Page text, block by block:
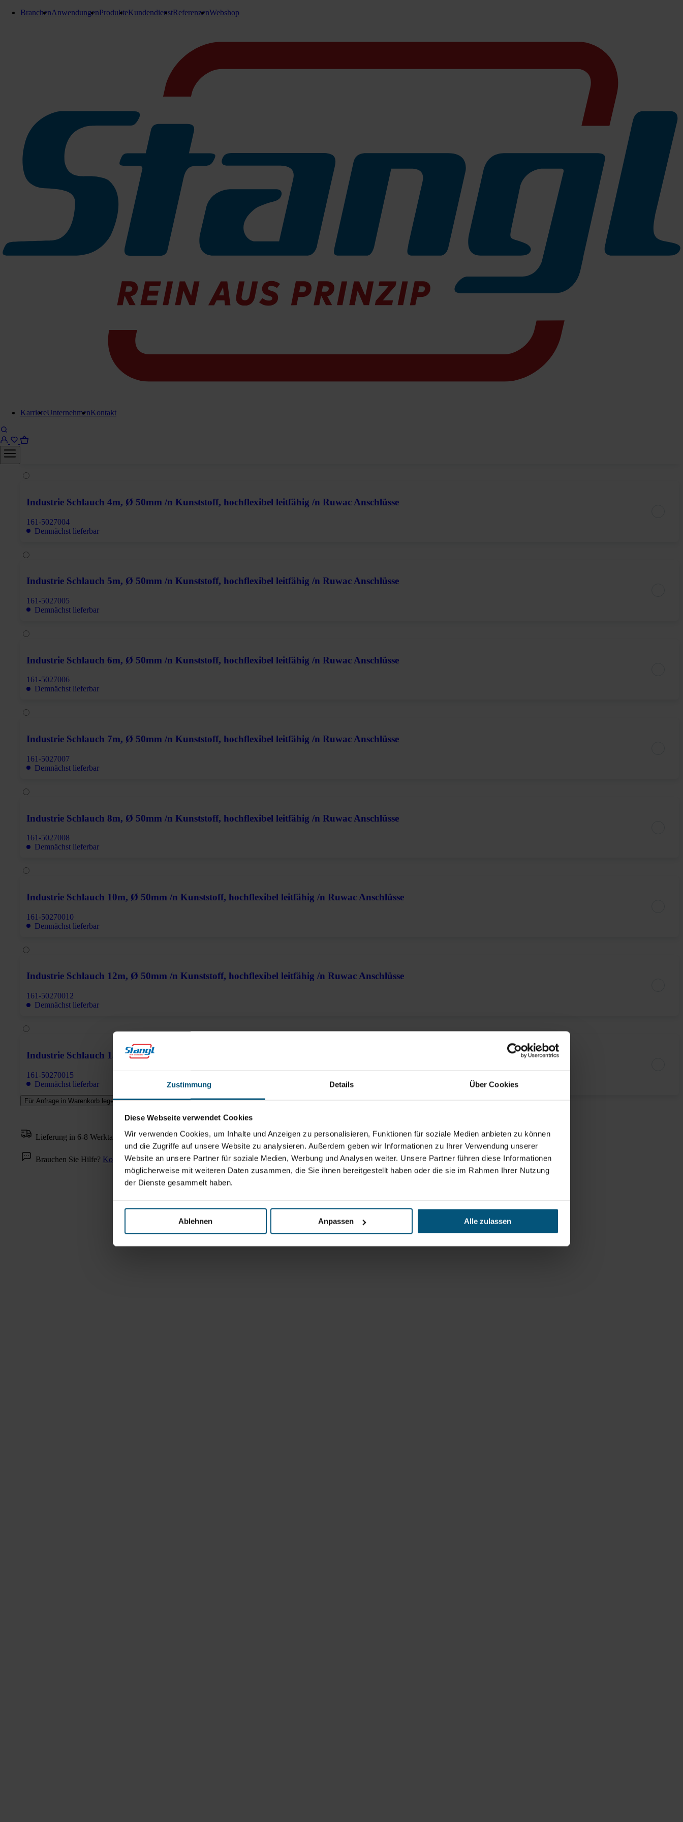
Zustimmung Details Über Cookies
Diese Webseite verwendet Cookies
Wir verwenden Cookies, um Inhalte und Anzeigen zu personalisieren, Funktionen für soziale Medien anbieten zu können
und die Zugriffe auf unsere Website zu analysieren. Außerdem geben wir Informationen zu Ihrer Verwendung unserer
Website an unsere Partner für soziale Medien, Werbung und Analysen weiter. Unsere Partner führen diese Informationen
möglicherweise mit weiteren Daten zusammen, die Sie ihnen bereitgestellt haben oder die sie im Rahmen Ihrer Nutzung
der Dienste gesammelt haben.
Ablehnen Anpassen Alle zulassen
BranchenAnwendungenProdukteKundendienstReferenzenWebshop
KarriereUnternehmenKontakt
Industrie Schlauch , Ø 50mm /n
Kunststoff, hochflexibel
Industrie Schlauch 3m, Ø 50mm /n Kunststoff, hochflexibel leitfähig /n Ruwac Anschlüsse
EX elektrisch leitend
Spezieller Saugschlauch für Absaugung von sensibler Saugoberfläche zb. Hobelware / Tischlerei oder Kunststoffproduktion
EG-1534 Laufmeter-Ware ohne Schlauchanschlüsse bestellbar - Bei einer Bestellung gewünschte Menge in Meter angeben
Für etwaige Fragen, bitte unseren Kundendienst oder Ersatzteilverkauf kontaktieren
Zu den Produktinfos
EG-1534
Sofort lieferbar
Industrie Schlauch 2m, Ø 50mm /n Kunststoff, hochflexibel leitfähig /n Ruwac Anschlüsse
161-5027003
Industrie Schlauch 4m, Ø 50mm /n Kunststoff, hochflexibel leitfähig /n Ruwac Anschlüsse
161-5027004
Demnächst lieferbar
Industrie Schlauch 5m, Ø 50mm /n Kunststoff, hochflexibel leitfähig /n Ruwac Anschlüsse
161-5027005
Demnächst lieferbar
Industrie Schlauch 6m, Ø 50mm /n Kunststoff, hochflexibel leitfähig /n Ruwac Anschlüsse
161-5027006
Demnächst lieferbar
Industrie Schlauch 7m, Ø 50mm /n Kunststoff, hochflexibel leitfähig /n Ruwac Anschlüsse
161-5027007
Demnächst lieferbar
Industrie Schlauch 8m, Ø 50mm /n Kunststoff, hochflexibel leitfähig /n Ruwac Anschlüsse
161-5027008
Demnächst lieferbar
Industrie Schlauch 10m, Ø 50mm /n Kunststoff, hochflexibel leitfähig /n Ruwac Anschlüsse
161-50270010
Demnächst lieferbar
Industrie Schlauch 12m, Ø 50mm /n Kunststoff, hochflexibel leitfähig /n Ruwac Anschlüsse
161-50270012
Demnächst lieferbar
Industrie Schlauch 15m, Ø 50mm /n Kunststoff, hochflexibel leitfähig /n Ruwac Anschlüsse
161-50270015
Demnächst lieferbar
Für Anfrage in Warenkorb legen
Lieferung in 6-8 Werktagen
Brauchen Sie Hilfe? Kontaktieren Sie uns!